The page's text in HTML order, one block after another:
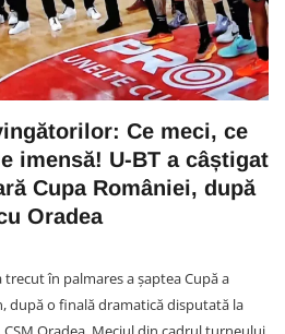
Ce meci, ce
imensă! U-BT a câștigat
Cupa României, după
Oradea
în palmares a șaptea Cupă a
după o finală dramatică disputată la